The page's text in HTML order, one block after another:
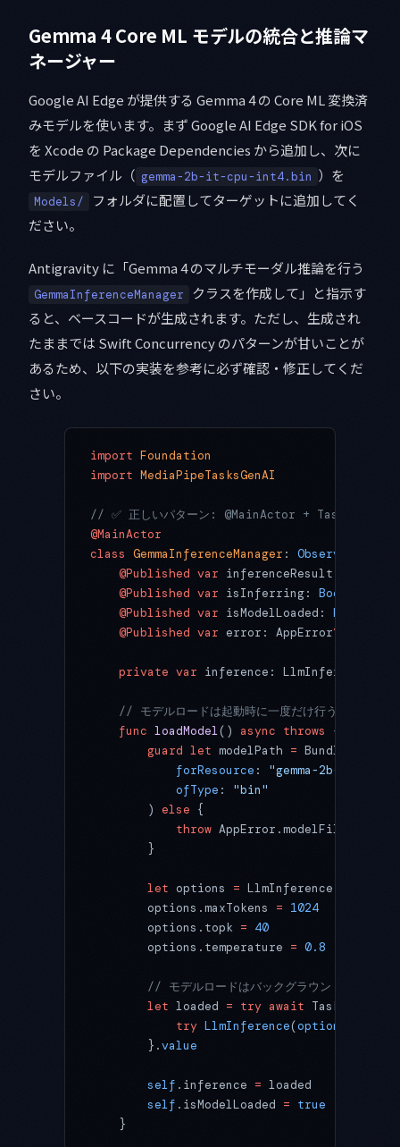
Gemma 4 Core ML モデルの統合と推論マ
ネージャー
Google AI Edge が提供する Gemma 4 の Core ML 変換済
みモデルを使います。まず Google AI Edge SDK for iOS
を Xcode の Package Dependencies から追加し、次に
モデルファイル（ gemma-2b-it-cpu-int4.bin ）を
Models/
フォルダに配置してターゲットに追加してく
ださい。
Antigravity に「Gemma 4 のマルチモーダル推論を行う
GemmaInferenceManager
クラスを作成して」と指示す
ると、ベースコードが生成されます。ただし、生成され
たままでは Swift Concurrency のパターンが甘いことが
あるため、以下の実装を参考に必ず確認・修正してくだ
さい。
import Foundation
import MediaPipeTasksGenAI
// ✅ 正しいパターン: @MainActor +
@MainActor
class GemmaInferenceManager :
    @Published
var inferenceResult:
    @Published
var isInferring: Bool
    @Published
var isModelLoaded: Bool
    @Published
var error: AppError?
    private
var inference: LlmInference
    // モデルロードは起動時に一度だけ行う
    func
loadModel() async throws
{
        guard
let modelPath = Bundle.main.
            forResource
: "gemma-2b-it-cpu-
            ofType
: "bin"
        )
else {
            throw
        }
        let
options = LlmInference.
        options.maxTokens
= 1024
        options.topk
= 40
        options.temperature
= 0.8
// モデルロードはバックグラウンドで実行し
        let
loaded = try await Task.
            try
LlmInference(options
        }.
value
        self
.inference = loaded
        self
.isModelLoaded = true
    }